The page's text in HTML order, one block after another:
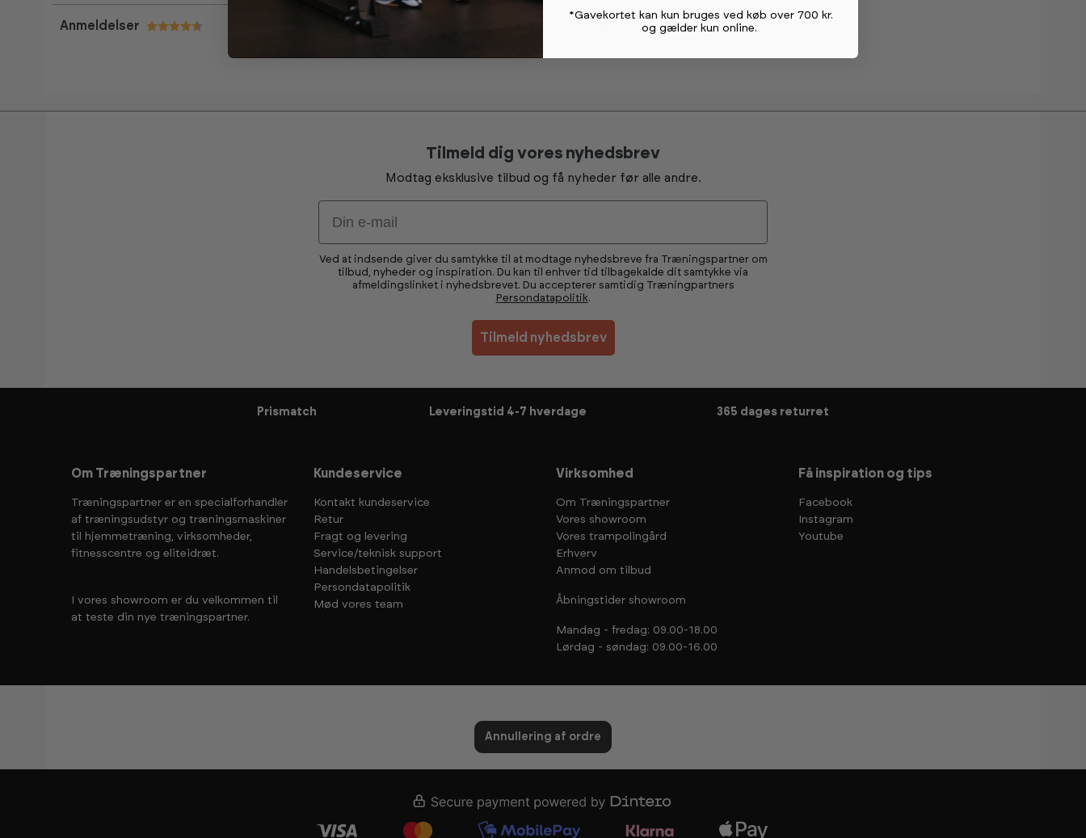
Anmeldelser
Tilmeld dig vores nyhedsbrev
Modtag eksklusive tilbud og få nyheder før alle andre.
Email
Ved at indsende giver du samtykke til at modtage nyhedsbreve fra Træningspartner om
tilbud, nyheder og inspiration. Du kan til enhver tid tilbagekalde dit samtykke via
afmeldingslinket i nyhedsbrevet. Du accepterer samtidig Træningpartners
Persondatapolitik.
Tilmeld nyhedsbrev
Prismatch Leveringstid 4-7 hverdage 365 dages returret
Om Træningspartner
Træningspartner er en specialforhandler
af træningsudstyr og træningsmaskiner
til hjemmetræning, virksomheder,
fitnesscentre og eliteidræt.
I vores showroom er du velkommen til
at teste din nye træningspartner.
Kundeservice
Kontakt kundeservice
Retur
Fragt og levering
Service/teknisk support
Handelsbetingelser
Persondatapolitik
Mød vores team
Virksomhed
Om Træningspartner
Vores showroom
Vores trampolingård
Erhverv
Anmod om tilbud
Åbningstider showroom
Mandag - fredag: 09.00-18.00
Lørdag - søndag: 09.00-16.00
Få inspiration og tips
Facebook
Instagram
Youtube
Annullering af ordre
*Gavekortet kan kun bruges ved køb over 700 kr.
og gælder kun online.